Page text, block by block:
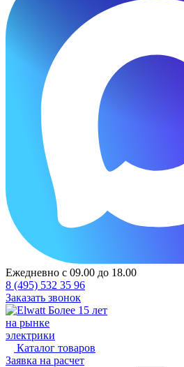
Ежедневно с 09.00 до 18.00
8 (495) 532 35 96
Заказать звонок
Более 15 лет
на рынке
электрики
Каталог товаров
Заявка на расчет